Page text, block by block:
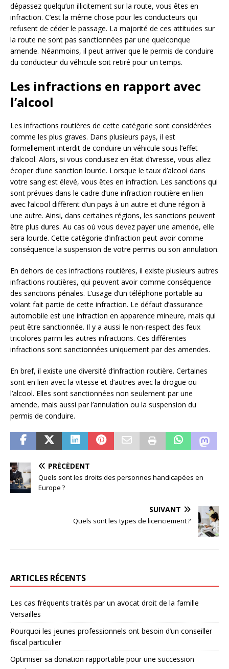
dépassez quelqu’un illicitement sur la route, vous êtes en
infraction. C’est la même chose pour les conducteurs qui
refusent de céder le passage. La majorité de ces attitudes sur
la route ne sont pas sanctionnées par une quelconque
amende. Néanmoins, il peut arriver que le permis de conduire
du conducteur du véhicule soit retiré pour un temps.
Les infractions en rapport avec
l’alcool
Les infractions routières de cette catégorie sont considérées
comme les plus graves. Dans plusieurs pays, il est
formellement interdit de conduire un véhicule sous l’effet
d’alcool. Alors, si vous conduisez en état d’ivresse, vous allez
écoper d’une sanction lourde. Lorsque le taux d’alcool dans
votre sang est élevé, vous êtes en infraction. Les sanctions qui
sont prévues dans le cadre d’une infraction routière en lien
avec l’alcool diffèrent d’un pays à un autre et d’une région à
une autre. Ainsi, dans certaines régions, les sanctions peuvent
être plus dures. Au cas où vous devez payer une amende, elle
sera lourde. Cette catégorie d’infraction peut avoir comme
conséquence la suspension de votre permis ou son annulation.
En dehors de ces infractions routières, il existe plusieurs autres
infractions routières, qui peuvent avoir comme conséquence
des sanctions pénales. L’usage d’un téléphone portable au
volant fait partie de cette infraction. Le défaut d’assurance
automobile est une infraction en apparence mineure, mais qui
peut être sanctionnée. Il y a aussi le non-respect des feux
tricolores parmi les autres infractions. Ces différentes
infractions sont sanctionnées uniquement par des amendes.
En bref, il existe une diversité d’infraction routière. Certaines
sont en lien avec la vitesse et d’autres avec la drogue ou
l’alcool. Elles sont sanctionnées non seulement par une
amende, mais aussi par l’annulation ou la suspension du
permis de conduire.
PRÉCÉDENT
Quels sont les droits des personnes handicapées en
Europe ?
SUIVANT
Quels sont les types de licenciement ?
ARTICLES RÉCENTS
Les cas fréquents traités par un avocat droit de la famille
Versailles
Pourquoi les jeunes professionnels ont besoin d’un conseiller
fiscal particulier
Optimiser sa donation rapportable pour une succession